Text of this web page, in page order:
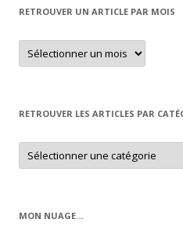
RETROUVER UN ARTICLE PAR MOIS
Retrouver
un
article
RETROUVER LES ARTICLES PAR
Retrouver
les
articles
MON NUAGE…